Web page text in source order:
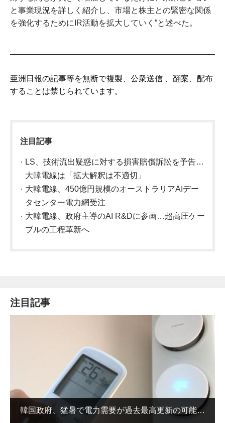
と事業現況を詳しく紹介し、市場と株主との緊密な関係
を強化するためにIR活動を拡大していく”と述べた。
亜洲日報の記事等を無断で複製、公衆送信 、翻案、配布
することは禁じられています。
注目記事
LS、技術流出疑惑に対する損害賠償訴訟を予告…
大韓電線は「拡大解釈は不適切」
大韓電線、450億円規模のオーストラリアAIデー
タセンター電力網受注
大韓電線、政府主導のAI R&Dに参画…超高圧ケー
ブルの工程革新へ
注目記事
韓国政府、猛暑で電力需要が過去最高更新の可能性